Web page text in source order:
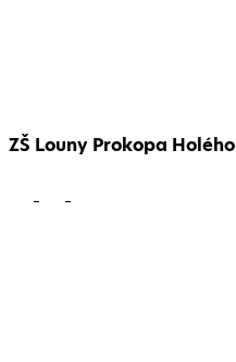
ZŠ Louny Prokopa Holého